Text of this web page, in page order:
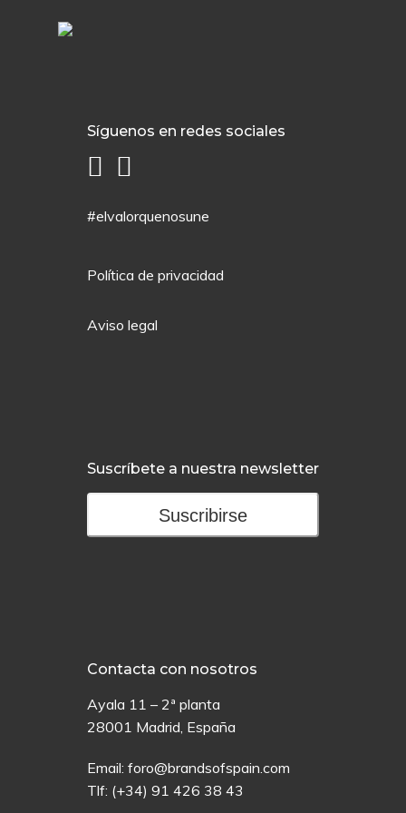
Síguenos en redes sociales
#elvalorquenosune
Política de privacidad
Aviso legal
Suscríbete a nuestra newsletter
Suscribirse
Contacta con nosotros
Ayala 11 – 2ª planta
28001 Madrid, España
Email: foro@brandsofspain.com
Tlf: (+34) 91 426 38 43